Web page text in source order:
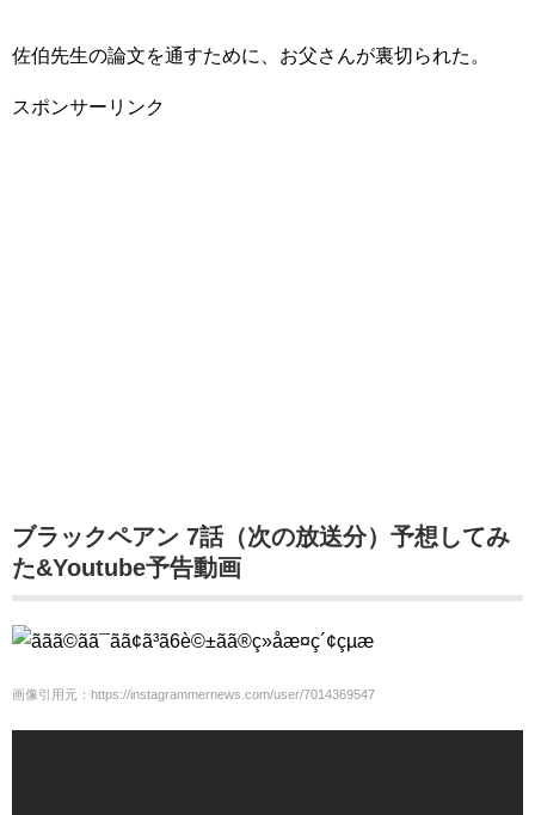
佐伯先生の論文を通すために、お父さんが裏切られた。
スポンサーリンク
ブラックペアン 7話（次の放送分）予想してみ
た&Youtube予告動画
画像引用元：https://instagrammernews.com/user/7014369547